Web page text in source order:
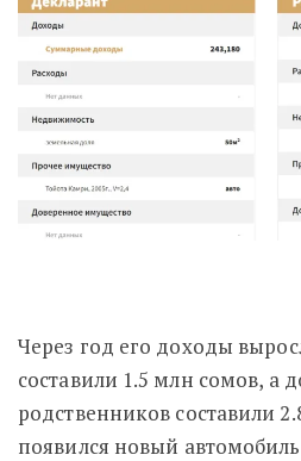
Через год его доходы
составили 1.5 млн сомов, а
родственников составили
появился новый